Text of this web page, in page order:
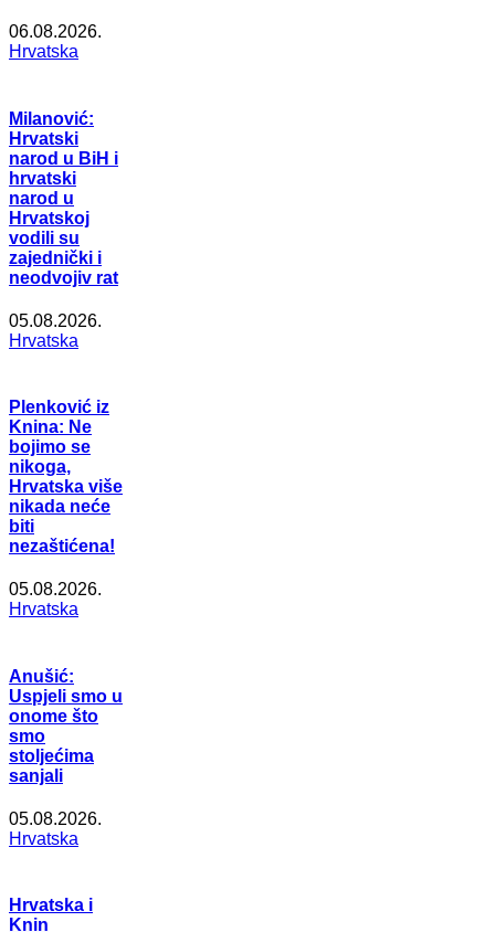
06.08.2026.
Hrvatska
Milanović:
Hrvatski
narod u BiH i
hrvatski
narod u
Hrvatskoj
vodili su
zajednički i
neodvojiv rat
05.08.2026.
Hrvatska
Plenković iz
Knina: Ne
bojimo se
nikoga,
Hrvatska više
nikada neće
biti
nezaštićena!
05.08.2026.
Hrvatska
Anušić:
Uspjeli smo u
onome što
smo
stoljećima
sanjali
05.08.2026.
Hrvatska
Hrvatska i
Knin